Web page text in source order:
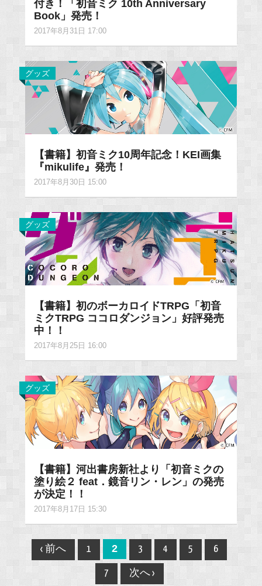
付き！「初音ミク 10th Anniversary
Book」発売！
2017年8月31日 17:00
グッズ
【書籍】初音ミク10周年記念！KEI画集
『mikulife』発売！
2017年8月30日 15:00
グッズ
【書籍】初のボーカロイドTRPG「初音
ミクTRPG ココロダンジョン」好評発売
中！！
2017年8月25日 16:00
グッズ
【書籍】河出書房新社より「初音ミクの
塗り絵２ feat．鏡音リン・レン」の発売
が決定！！
2017年8月17日 15:30
Post
navigation
‹ 前へ 1 2 3 4 5 6
7 次へ ›